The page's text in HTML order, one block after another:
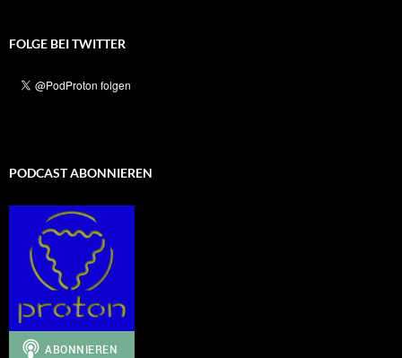
FOLGE BEI TWITTER
PODCAST ABONNIEREN